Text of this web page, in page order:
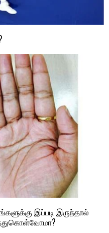
இப்படி இருந்தால்